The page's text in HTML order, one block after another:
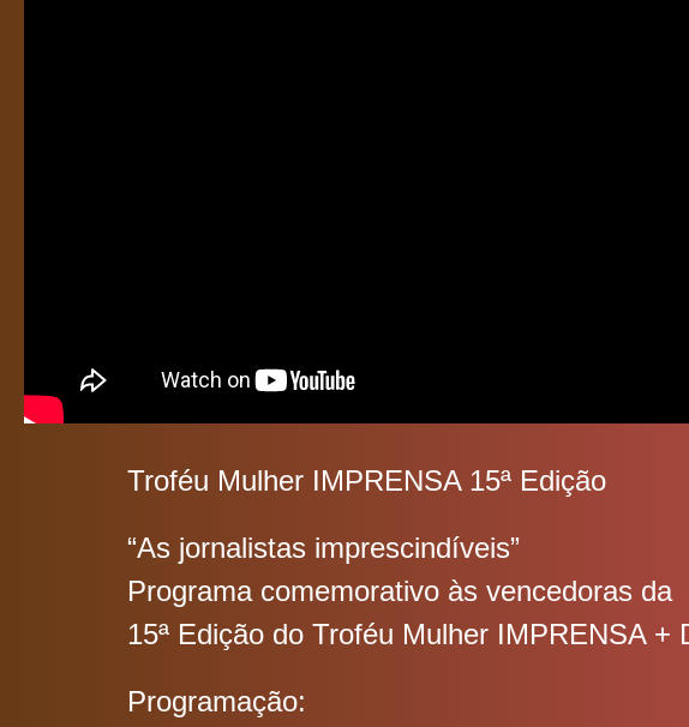
Troféu Mulher IMPRENSA 15ª Edição
“As jornalistas imprescindíveis”
Programa comemorativo às vencedoras da
15ª Edição do Troféu Mulher IMPRENSA +
Programação: